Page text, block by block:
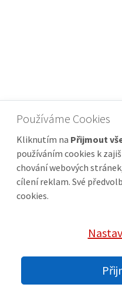
Používáme Cookies
Kliknutím na Přijmout
používáním cookies k
chování webových
cílení reklam. Své
cookies.